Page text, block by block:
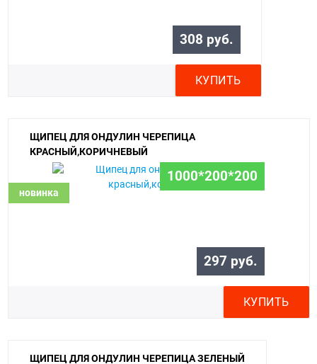
308 руб.
КУПИТЬ
новинка
ЩИПЕЦ ДЛЯ ОНДУЛИН ЧЕРЕПИЦА
КРАСНЫЙ,КОРИЧНЕВЫЙ
1000*200*200
297 руб.
КУПИТЬ
ЩИПЕЦ ДЛЯ ОНДУЛИН ЧЕРЕПИЦА ЗЕЛЕНЫЙ